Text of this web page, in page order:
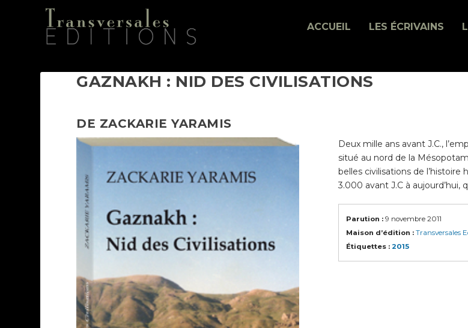
ACCUEIL LES ÉCRIVAINS
GAZNAKH : NID DES CIVILISATIONS
DE ZACKARIE YARAMIS
Deux mille ans avant J.C.,
situé au nord de la
belles civilisations de l’histoire
3.000 avant J.C à
Parution : 9 novembre 2011
Maison d’édition : Transversales
Étiquettes : 2015